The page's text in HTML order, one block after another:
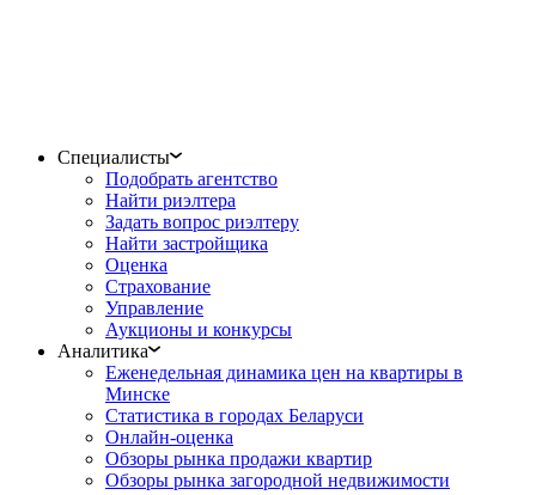
Специалисты
Подобрать агентство
Найти риэлтера
Задать вопрос риэлтеру
Найти застройщика
Оценка
Страхование
Управление
Аукционы и конкурсы
Аналитика
Еженедельная динамика цен на квартиры в
Минске
Статистика в городах Беларуси
Онлайн-оценка
Обзоры рынка продажи квартир
Обзоры рынка загородной недвижимости